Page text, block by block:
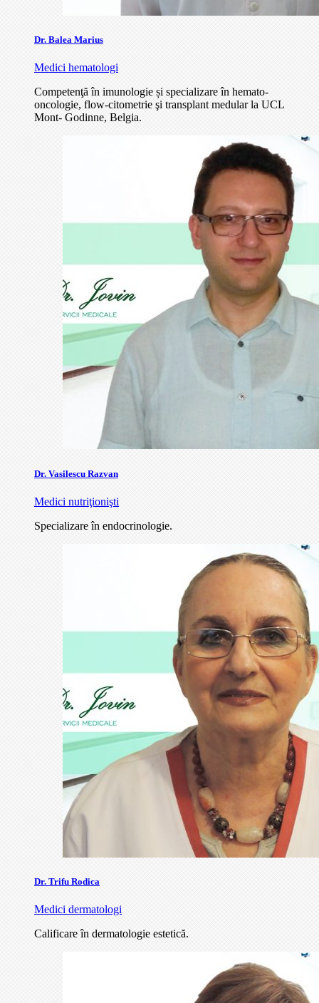
Dr. Balea Marius
Medici hematologi
Competenţă în imunologie și specializare în hemato-
oncologie, flow-citometrie şi transplant medular la UCL
Mont- Godinne, Belgia.
Dr. Vasilescu Razvan
Medici nutriţionişti
Specializare în endocrinologie.
Dr. Trifu Rodica
Medici dermatologi
Calificare în dermatologie estetică.